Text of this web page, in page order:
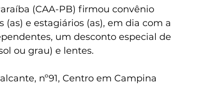
(CAA-PB) firmou convênio
e estagiários (as), em dia com a
um desconto especial de
ou grau) e lentes.
nº91, Centro em Campina